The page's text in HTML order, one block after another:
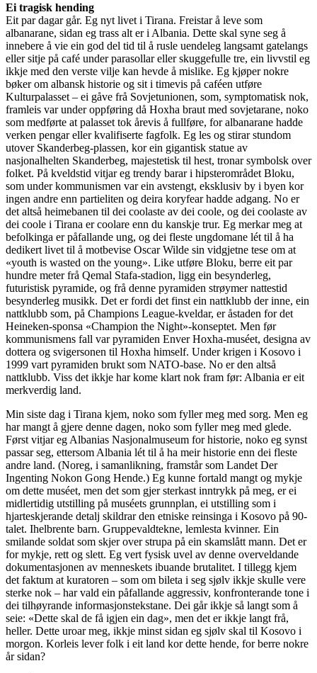
Ei tragisk hending
Eit par dagar går. Eg nyt livet i Tirana. Freistar å leve som
albanarane, sidan eg trass alt er i Albania. Dette skal syne seg å
innebere å vie ein god del tid til å rusle uendeleg langsamt gatelangs
eller sitje på café under parasollar eller skuggefulle tre, ein livvstil eg
ikkje med den verste vilje kan hevde å mislike. Eg kjøper nokre
bøker om albansk historie og sit i timevis på caféen utføre
Kulturpalasset – ei gåve frå Sovjetunionen, som, symptomatisk nok,
framleis var under oppføring då Hoxha braut med sovjetarane, noko
som medførte at palasset tok årevis å fullføre, for albanarane hadde
verken pengar eller kvalifiserte fagfolk. Eg les og stirar stundom
utover Skanderbeg-plassen, kor ein gigantisk statue av
nasjonalhelten Skanderbeg, majestetisk til hest, tronar symbolsk over
folket. På kveldstid vitjar eg trendy barar i hipsterområdet Bloku,
som under kommunismen var ein avstengt, eksklusiv by i byen kor
ingen andre enn partieliten og deira koryfear hadde adgang. No er
det altså heimebanen til dei coolaste av dei coole, og dei coolaste av
dei coole i Tirana er coolare enn du kanskje trur. Eg merkar meg at
befolkinga er påfallande ung, og dei fleste ungdomane lét til å ha
dedikert livet til å motbevise Oscar Wilde sin vidgjetne tese om at
«youth is wasted on the young». Like utføre Bloku, berre eit par
hundre meter frå Qemal Stafa-stadion, ligg ein besynderleg,
futuristisk pyramide, og frå denne pyramiden strøymer nattestid
besynderleg musikk. Det er fordi det finst ein nattklubb der inne, ein
nattklubb som, på Champions League-kveldar, er åstaden for det
Heineken-sponsa «Champion the Night»-konseptet. Men før
kommunismens fall var pyramiden Enver Hoxha-muséet, designa av
dottera og svigersonen til Hoxha himself. Under krigen i Kosovo i
1999 vart pyramiden brukt som NATO-base. No er den altså
nattklubb. Viss det ikkje har kome klart nok fram før: Albania er eit
merkverdig land.
Min siste dag i Tirana kjem, noko som fyller meg med sorg. Men eg
har mangt å gjere denne dagen, noko som fyller meg med glede.
Først vitjar eg Albanias Nasjonalmuseum for historie, noko eg synst
passar seg, ettersom Albania lét til å ha meir historie enn dei fleste
andre land. (Noreg, i samanlikning, framstår som Landet Der
Ingenting Nokon Gong Hende.) Eg kunne fortald mangt og mykje
om dette muséet, men det som gjer sterkast inntrykk på meg, er ei
midlertidig utstilling på muséets grunnplan, ei utstilling som i
hjarteskjerande detalj skildrar den etniske reinsinga i Kosovo på 90-
talet. Ihelbrente barn. Gruppevaldtekne, lemlesta kvinner. Ein
smilande soldat som skjer over strupa på ein skamslått mann. Det er
for mykje, rett og slett. Eg vert fysisk uvel av denne overveldande
dokumentasjonen av menneskets ibuande brutalitet. I tillegg kjem
det faktum at kuratoren – som om bileta i seg sjølv ikkje skulle vere
sterke nok – har vald ein påfallande aggressiv, konfronterande tone i
dei tilhøyrande informasjonstekstane. Dei går ikkje så langt som å
seie: «Dette skal de få igjen ein dag», men det er ikkje langt frå,
heller. Dette uroar meg, ikkje minst sidan eg sjølv skal til Kosovo i
morgon. Korleis lever folk i eit land kor dette hende, for berre nokre
år sidan?